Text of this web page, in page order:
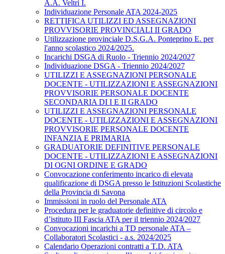
A.A. Veltri I.
Individuazione Personale ATA 2024-2025
RETTIFICA UTILIZZI ED ASSEGNAZIONI
PROVVISORIE PROVINCIALI II GRADO
Utilizzazione provinciale D.S.G.A. Ponteprino E. per
l'anno scolastico 2024/2025.
Incarichi DSGA di Ruolo - Triennio 2024/2027
Individuazione DSGA - Triennio 2024/2027
UTILIZZI E ASSEGNAZIONI PERSONALE
DOCENTE - UTILIZZAZIONI E ASSEGNAZIONI
PROVVISORIE PERSONALE DOCENTE
SECONDARIA DI I E II GRADO
UTILIZZI E ASSEGNAZIONI PERSONALE
DOCENTE - UTILIZZAZIONI E ASSEGNAZIONI
PROVVISORIE PERSONALE DOCENTE
INFANZIA E PRIMARIA
GRADUATORIE DEFINITIVE PERSONALE
DOCENTE - UTILIZZAZIONI E ASSEGNAZIONI
DI OGNI ORDINE E GRADO
Convocazione conferimento incarico di elevata
qualificazione di DSGA presso le Istituzioni Scolastiche
della Provincia di Savona
Immissioni in ruolo del Personale ATA
Procedura per le graduatorie definitive di circolo e
d’istituto III Fascia ATA per il triennio 2024/2027
Convocazioni incarichi a TD personale ATA –
Collaboratori Scolastici - a.s. 2024/2025
Calendario Operazioni contratti a T.D. ATA